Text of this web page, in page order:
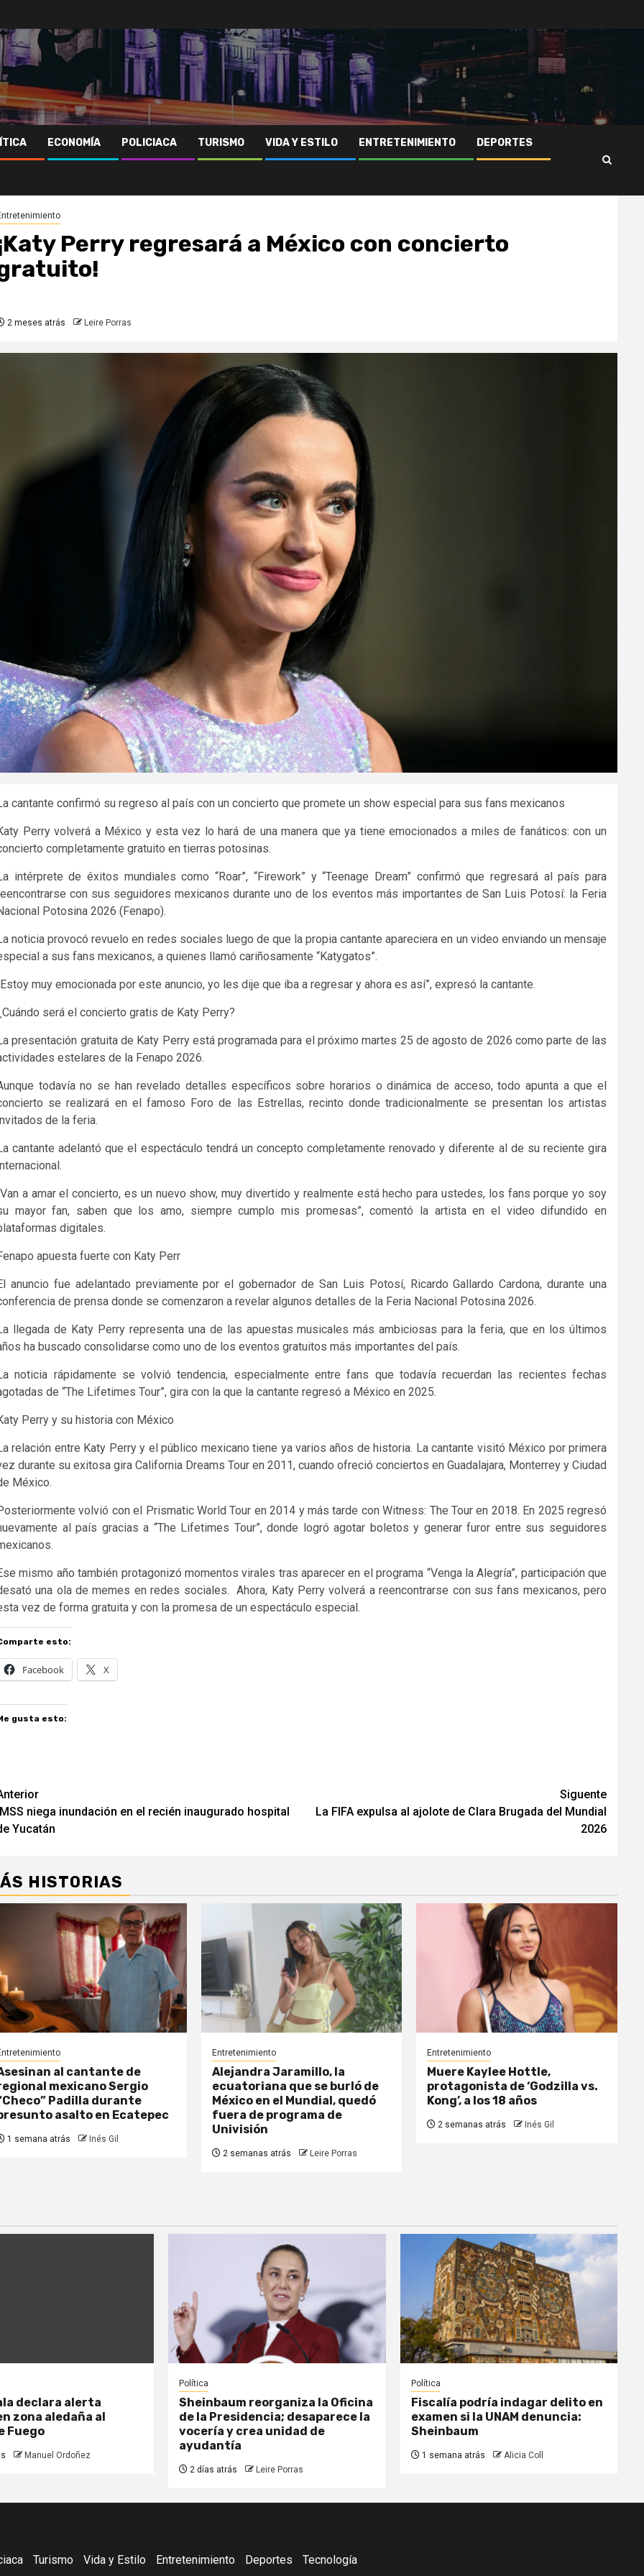
ECONOMÍA POLICIACA TURISMO VIDA Y ESTILO ENTRETENIMIENTO DEPORTES
Perry regresará a México con concierto
2 meses atrás Leire Porras
cantante confirmó su regreso al país con un concierto que promete un show especial para sus fans mexicanos
Perry volverá a México y esta vez lo hará de una manera que ya tiene emocionados a miles de fanáticos: con un
completamente gratuito en tierras potosinas.
intérprete de éxitos mundiales como “Roar”, “Firework” y “Teenage Dream” confirmó que regresará al país para
con sus seguidores mexicanos durante uno de los eventos más importantes de San Luis Potosí: la Feria
Potosina 2026 (Fenapo).
noticia provocó revuelo en redes sociales luego de que la propia cantante apareciera en un video enviando un mensaje
a sus fans mexicanos, a quienes llamó cariñosamente “Katygatos”.
muy emocionada por este anuncio, yo les dije que iba a regresar y ahora es así”, expresó la cantante.
será el concierto gratis de Katy Perry?
presentación gratuita de Katy Perry está programada para el próximo martes 25 de agosto de 2026 como parte de las
estelares de la Fenapo 2026.
todavía no se han revelado detalles específicos sobre horarios o dinámica de acceso, todo apunta a que el
se realizará en el famoso Foro de las Estrellas, recinto donde tradicionalmente se presentan los artistas
de la feria.
cantante adelantó que el espectáculo tendrá un concepto completamente renovado y diferente al de su reciente gira
a amar el concierto, es un nuevo show, muy divertido y realmente está hecho para ustedes, los fans porque yo soy
mayor fan, saben que los amo, siempre cumplo mis promesas”, comentó la artista en el video difundido en
digitales.
apuesta fuerte con Katy Perr
anuncio fue adelantado previamente por el gobernador de San Luis Potosí, Ricardo Gallardo Cardona, durante una
de prensa donde se comenzaron a revelar algunos detalles de la Feria Nacional Potosina 2026.
llegada de Katy Perry representa una de las apuestas musicales más ambiciosas para la feria, que en los últimos
ha buscado consolidarse como uno de los eventos gratuitos más importantes del país.
noticia rápidamente se volvió tendencia, especialmente entre fans que todavía recuerdan las recientes fechas
de “The Lifetimes Tour”, gira con la que la cantante regresó a México en 2025.
Perry y su historia con México
relación entre Katy Perry y el público mexicano tiene ya varios años de historia. La cantante visitó México por primera
durante su exitosa gira California Dreams Tour en 2011, cuando ofreció conciertos en Guadalajara, Monterrey y Ciudad
México.
volvió con el Prismatic World Tour en 2014 y más tarde con Witness: The Tour en 2018. En 2025 regresó
al país gracias a “The Lifetimes Tour”, donde logró agotar boletos y generar furor entre sus seguidores
mismo año también protagonizó momentos virales tras aparecer en el programa “Venga la Alegría”, participación que
una ola de memes en redes sociales. Ahora, Katy Perry volverá a reencontrarse con sus fans mexicanos, pero
vez de forma gratuita y con la promesa de un espectáculo especial.
esto:
Facebook X
gusta esto:
niega inundación en el recién inaugurado hospital
Yucatán
Siguente
La FIFA expulsa al ajolote de Clara Brugada del Mundial
2026
HISTORIAS
al cantante de
mexicano Sergio
Padilla durante
asalto en Ecatepec
1 semana atrás Inés Gil
Entretenimiento
Alejandra Jaramillo, la
ecuatoriana que se burló de
México en el Mundial, quedó
fuera de programa de
Univisión
2 semanas atrás Leire Porras
Entretenimiento
Muere Kaylee Hottle,
protagonista de ‘Godzilla vs.
Kong’, a los 18 años
2 semanas atrás Inés Gil
declara alerta
zona aledaña al
Fuego
Manuel Ordoñez
Política
Sheinbaum reorganiza la Oficina
de la Presidencia; desaparece la
vocería y crea unidad de
ayudantía
2 días atrás Leire Porras
Política
Fiscalía podría indagar delito en
examen si la UNAM denuncia:
Sheinbaum
1 semana atrás Alicia Coll
Turismo Vida y Estilo Entretenimiento Deportes Tecnología